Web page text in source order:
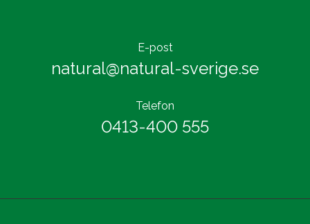
E-post
natural@natural-sverige.se
Telefon
0413-400 555